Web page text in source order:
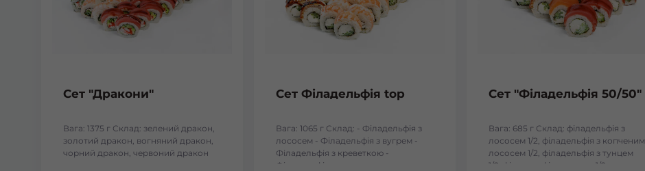
Васильків Ринок 1Травня
Сет "Дракони"
Вага: 1375 г Склад: зелений дракон,
золотий дракон, вогняний дракон,
чорний дракон, червоний дракон
Сет Філадельфія top
Вага: 1065 г Склад: - Філадельфія з
лососем - Філадельфія з вугрем -
Філадельфія з креветкою -
Філадельфія сезам
Сет "Філадельфія 50/50"
Вага: 685 г Склад: філадельфія з
лососем 1/2, філадельфія з копченим
лососем 1/2, філадельфія з тунцем
1/2, філадельфія з вугрем 1/2,